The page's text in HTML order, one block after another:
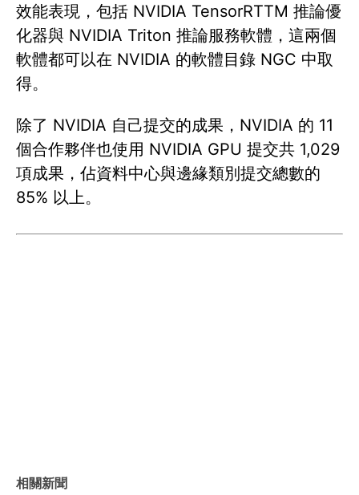
效能表現，包括 NVIDIA TensorRTTM 推論優
化器與 NVIDIA Triton 推論服務軟體，這兩個
軟體都可以在 NVIDIA 的軟體目錄 NGC 中取
得。
除了 NVIDIA 自己提交的成果，NVIDIA 的 11
個合作夥伴也使用 NVIDIA GPU 提交共 1,029
項成果，佔資料中心與邊緣類別提交總數的
85% 以上。
相關新聞